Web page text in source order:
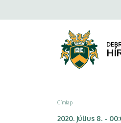
nanorészecskék
előállításában
EGYETEM
a
Morzsa
Címlap
2020. július 8. -